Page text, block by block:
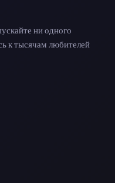
ни одного
к тысячам любителей